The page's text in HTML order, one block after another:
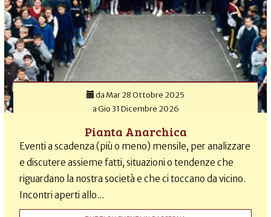
da Mar 28 Ottobre 2025
aGio 31 Dicembre 2026
Pianta Anarchica
Eventi a scadenza (più o meno) mensile, per analizzare
e discutere assieme fatti, situazioni o tendenze che
riguardano la nostra società e che ci toccano da vicino.
Incontri aperti allo...